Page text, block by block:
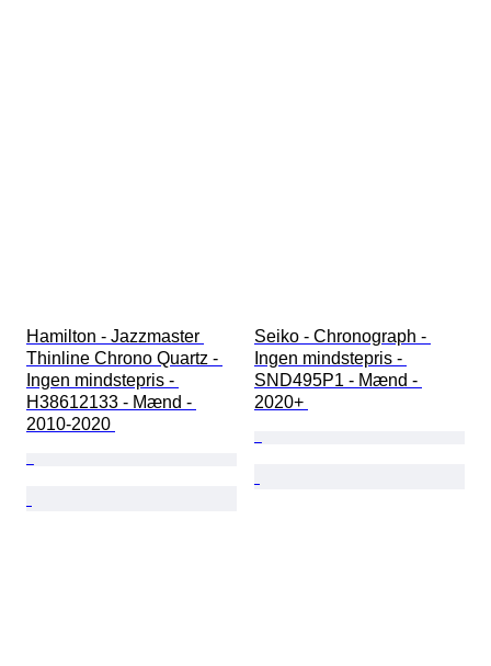
Hamilton - Jazzmaster
Thinline Chrono Quartz -
Ingen mindstepris -
H38612133 - Mænd -
2010-2020
Seiko - Chronograph -
Ingen mindstepris -
SND495P1 - Mænd -
2020+